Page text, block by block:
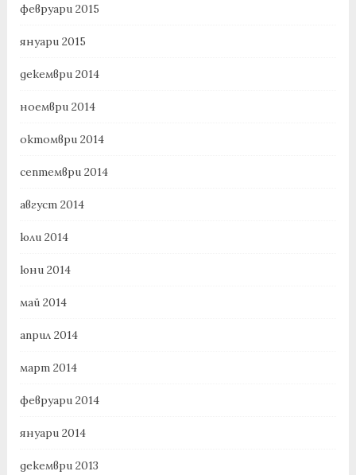
февруари 2015
януари 2015
декември 2014
ноември 2014
октомври 2014
септември 2014
август 2014
юли 2014
юни 2014
май 2014
април 2014
март 2014
февруари 2014
януари 2014
декември 2013